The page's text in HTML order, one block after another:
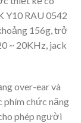
Y10 RAU 0542
156g, trở
~ 20KHz, jack
over-ear và
phím chức năng
phép người